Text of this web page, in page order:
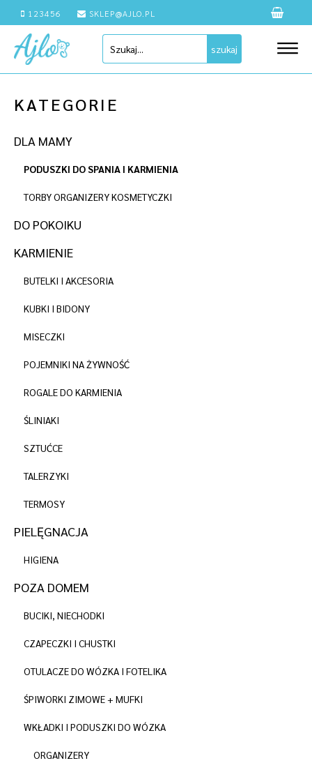
123456 SKLEP@AJLO.PL
szukaj
KATEGORIE
DLA MAMY
PODUSZKI DO SPANIA I KARMIENIA
TORBY ORGANIZERY KOSMETYCZKI
DO POKOIKU
KARMIENIE
BUTELKI I AKCESORIA
KUBKI I BIDONY
MISECZKI
POJEMNIKI NA ŻYWNOŚĆ
ROGALE DO KARMIENIA
ŚLINIAKI
SZTUĆCE
TALERZYKI
TERMOSY
PIELĘGNACJA
HIGIENA
POZA DOMEM
BUCIKI, NIECHODKI
CZAPECZKI I CHUSTKI
OTULACZE DO WÓZKA I FOTELIKA
ŚPIWORKI ZIMOWE + MUFKI
WKŁADKI I PODUSZKI DO WÓZKA
ORGANIZERY